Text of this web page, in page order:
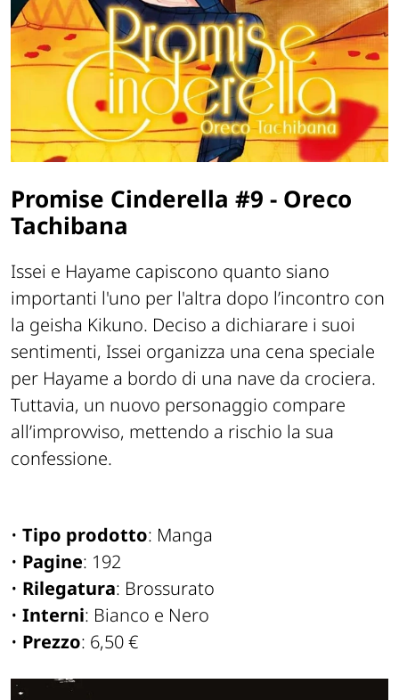
Promise Cinderella #9 - Oreco
Tachibana
Issei e Hayame capiscono quanto siano
importanti l'uno per l'altra dopo l’incontro con
la geisha Kikuno. Deciso a dichiarare i suoi
sentimenti, Issei organizza una cena speciale
per Hayame a bordo di una nave da crociera.
Tuttavia, un nuovo personaggio compare
all’improvviso, mettendo a rischio la sua
confessione.
• Tipo prodotto: Manga
• Pagine: 192
• Rilegatura: Brossurato
• Interni: Bianco e Nero
• Prezzo: 6,50 €